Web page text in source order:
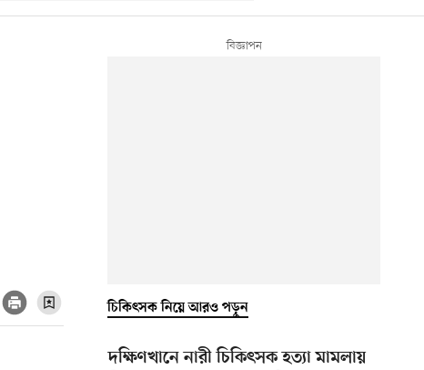
চিকিৎসক নিয়ে আরও পড়ুন
দক্ষিণখানে নারী চিকিৎসক হত্যা মামলায়